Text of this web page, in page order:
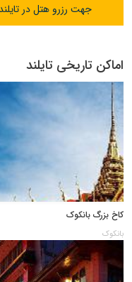
جهت رزرو هتل در
اماکن تاریخی تایلند
کاخ بزرگ بانکوک
بانکوک